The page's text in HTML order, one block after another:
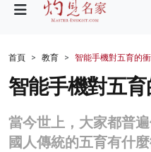
財經
生活
商業
首頁 教育 智能手機對五育的
智能手機對五
當今世上，大家都普
國人傳統的五育有什